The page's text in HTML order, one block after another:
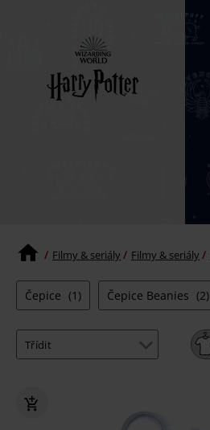
Filmy & seriály Filmy & seriály
Čepice (1) Čepice Beanies (2)